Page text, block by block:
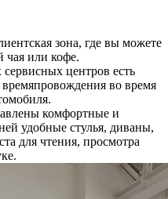
зона, где вы можете
чая или кофе.
центров есть
во время
комфортные и
удобные стулья, диваны,
для чтения, просмотра